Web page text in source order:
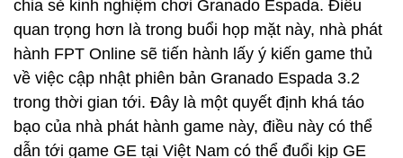
chia sẻ kinh nghiệm chơi Granado Espada. Điều
quan trọng hơn là trong buổi họp mặt này, nhà phát
hành FPT Online sẽ tiến hành lấy ý kiến game thủ
về việc cập nhật phiên bản Granado Espada 3.2
trong thời gian tới. Đây là một quyết định khá táo
bạo của nhà phát hành game này, điều này có thể
dẫn tới game GE tại Việt Nam có thể đuổi kịp GE